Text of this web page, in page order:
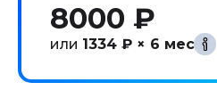
8000 ₽
или 1334 ₽ × 6 мес